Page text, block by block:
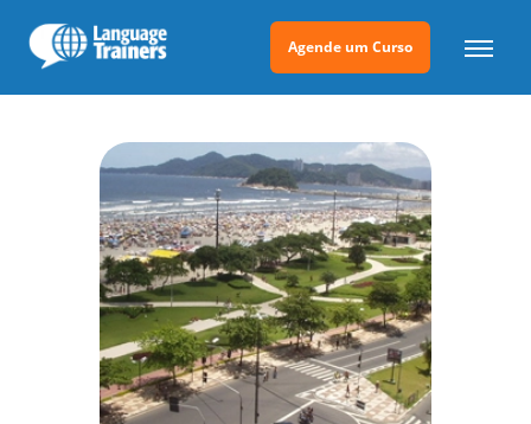
Agende um Curso